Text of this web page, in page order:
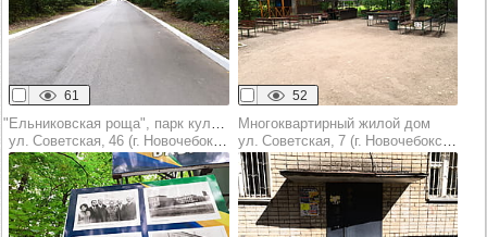
61 52
ул. Советская, 46 (г. Новочебоксарск)
Многоквартирный жилой дом
ул. Советская, 7 (г. Новочебоксарск)